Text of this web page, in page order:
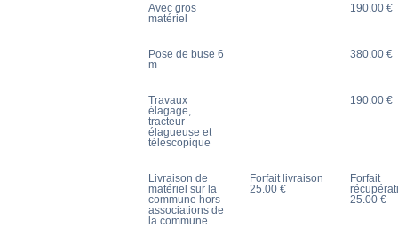
Avec gros
matériel
190.00 €
Pose de buse 6
m
380.00 €
Travaux
élagage,
tracteur
élagueuse et
télescopique
190.00 €
Livraison de
matériel sur la
commune hors
associations de
la commune
Forfait livraison
25.00 €
Forfait
25.00 €